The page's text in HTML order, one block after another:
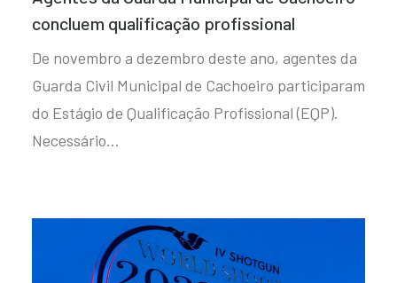
concluem qualificação profissional
De novembro a dezembro deste ano, agentes da
Guarda Civil Municipal de Cachoeiro participaram
do Estágio de Qualificação Profissional (EQP).
Necessário…